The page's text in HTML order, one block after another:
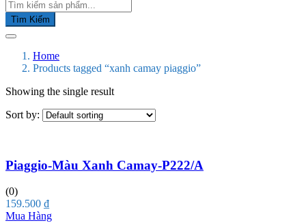
Tìm Kiếm
Home
Products tagged “xanh camay piaggio”
Showing the single result
Sort by:
Piaggio-Màu Xanh Camay-P222/A
(0)
159.500 ₫
Mua Hàng